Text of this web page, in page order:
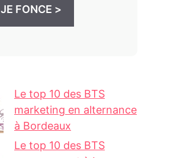
JE FONCE >
Le top 10 des BTS
marketing en alternance
à Bordeaux
Le top 10 des BTS